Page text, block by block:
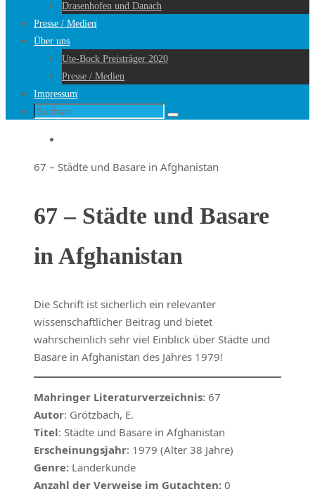
Drasenhofen und Danach
Presse / Medien
Über uns
Ute-Bock Preisträger 2020
Presse / Medien
Impressum
Suche
Suchen
Startseite
67 – Städte und Basare in Afghanistan
67 – Städte und Basare
in Afghanistan
Die Schrift ist sicherlich ein relevanter
wissenschaftlicher Beitrag und bietet
wahrscheinlich sehr viel Einblick über Städte und
Basare in Afghanistan des Jahres 1979!
Mahringer Literaturverzeichnis: 67
Autor: Grötzbach, E.
Titel: Städte und Basare in Afghanistan
Erscheinungsjahr: 1979 (Alter 38 Jahre)
Genre: Länderkunde
Anzahl der Verweise im Gutachten: 0